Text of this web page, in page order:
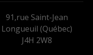
91,rue Saint-Jean
Longueuil (Québec)
J4H 2W8